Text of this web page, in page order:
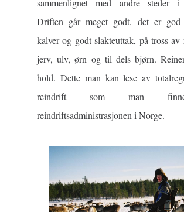
sammenlignet med andre steder i
Driften går meget godt, det er god
kalver og godt slakteuttak, på tross av
jerv, ulv, ørn og til dels bjørn.
hold. Dette man kan lese av
reindrift som man
reindriftsadministrasjonen i Norge.